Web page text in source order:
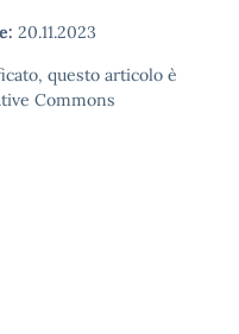
20.11.2023
questo articolo è
Commons